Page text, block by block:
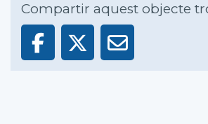
Compartir aquest objecte